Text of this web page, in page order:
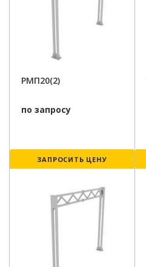
РМП20(2)
по запросу
ЗАПРОСИТЬ ЦЕНУ